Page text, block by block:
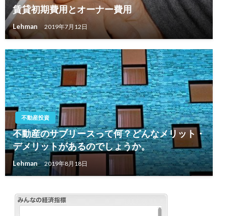
賃貸初期費用とオーナー費用
Lehman 2019年7月12日
不動産投資
不動産のサブリースって何？どんなメリット・
デメリットがあるのでしょうか。
Lehman 2019年8月18日